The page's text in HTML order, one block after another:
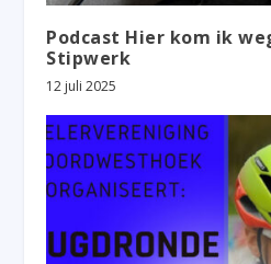
Podcast Hier kom ik
Stipwerk
12 juli 2025